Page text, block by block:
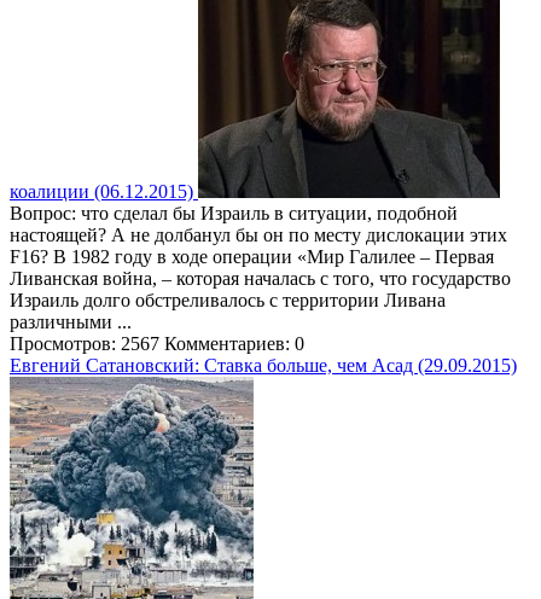
коалиции (06.12.2015)
Вопрос: что сделал бы Израиль в ситуации, подобной
настоящей? А не долбанул бы он по месту дислокации этих
F16? В 1982 году в ходе операции «Мир Галилее – Первая
Ливанская война, – которая началась с того, что государство
Израиль долго обстреливалось с территории Ливана
различными ...
Просмотров: 2567 Комментариев: 0
Евгений Сатановский: Ставка больше, чем Асад (29.09.2015)